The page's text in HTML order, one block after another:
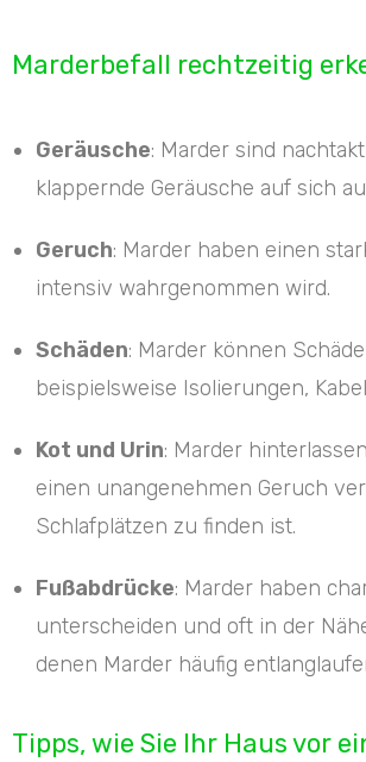
Marderbefall rechtzeitig
Geräusche: Marder sind
klappernde Geräusche auf sich
Geruch: Marder haben einen
intensiv wahrgenommen wird.
Schäden: Marder können
beispielsweise Isolierungen,
Kot und Urin: Marder
einen unangenehmen Geruch
Schlafplätzen zu finden ist.
Fußabdrücke: Marder haben
unterscheiden und oft in der
denen Marder häufig
Tipps, wie Sie Ihr Haus vor